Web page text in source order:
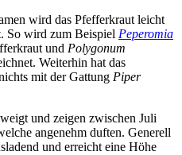
wird das Pfefferkraut leicht
So wird zum Beispiel Peperomia
und Polygonum
Weiterhin hat das
mit der Gattung Piper
und zeigen zwischen Juli
angenehm duften. Generell
und erreicht eine Höhe